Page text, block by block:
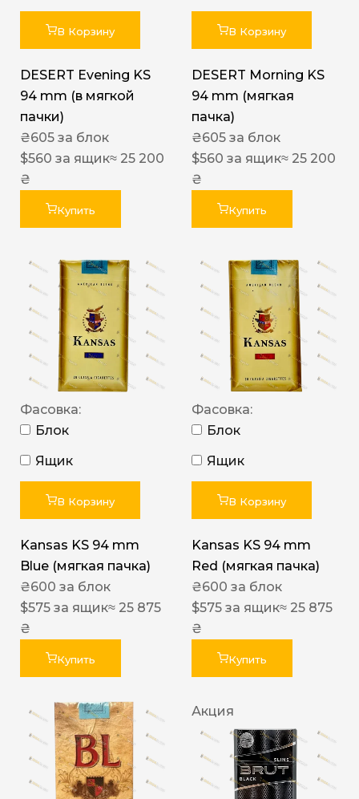
В Корзину
DESERT Evening KS
94 mm (в мягкой
пачки)
₴605 за блок
$560 за ящик≈ 25 200
₴
Купить
В Корзину
DESERT Morning KS
94 mm (мягкая
пачка)
₴605 за блок
$560 за ящик≈ 25 200
₴
Купить
Фасовка:
Блок
Ящик
В Корзину
Kansas KS 94 mm
Blue (мягкая пачка)
₴600 за блок
$575 за ящик≈ 25 875
₴
Купить
Фасовка:
Блок
Ящик
В Корзину
Kansas KS 94 mm
Red (мягкая пачка)
₴600 за блок
$575 за ящик≈ 25 875
₴
Купить
Акция